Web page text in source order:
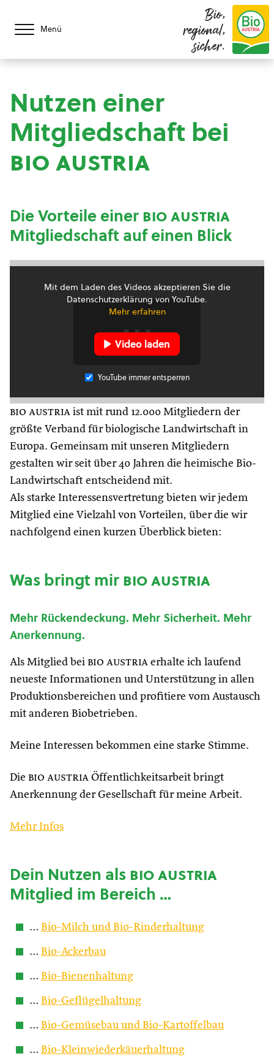
Menü
Bio,
regional,
sicher.
Nutzen einer
Mitgliedschaft bei
bio austria
Die Vorteile einerbio austria
Mitgliedschaft auf einen Blick
Mit dem Laden des Videos akzeptieren Sie die
Datenschutzerklärung von YouTube.
Mehr erfahren
Video laden
YouTube immer entsperren
bio austria ist mit rund 12.000 Mitgliedern der
größte Verband für biologische Landwirtschaft in
Europa. Gemeinsam mit unseren Mitgliedern
gestalten wir seit über 40 Jahren die heimische Bio-
Landwirtschaft entscheidend mit.
Als starke Interessensvertretung bieten wir jedem
Mitglied eine Vielzahl von Vorteilen, über die wir
nachfolgend einen kurzen Überblick bieten:
Was bringt mirbio austria
Mehr Rückendeckung. Mehr Sicherheit. Mehr
Anerkennung.
Als Mitglied bei bio austria erhalte ich laufend
neueste Informationen und Unterstützung in allen
Produktionsbereichen und profitiere vom Austausch
mit anderen Biobetrieben.
Meine Interessen bekommen eine starke Stimme.
Die bio austria Öffentlichkeitsarbeit bringt
Anerkennung der Gesellschaft für meine Arbeit.
Mehr Infos
Dein Nutzen alsbio austria
Mitglied im Bereich …
… Bio-Milch und Bio-Rinderhaltung
… Bio-Ackerbau
… Bio-Bienenhaltung
… Bio-Geflügelhaltung
… Bio-Gemüsebau und Bio-Kartoffelbau
… Bio-Kleinwiederkäuerhaltung